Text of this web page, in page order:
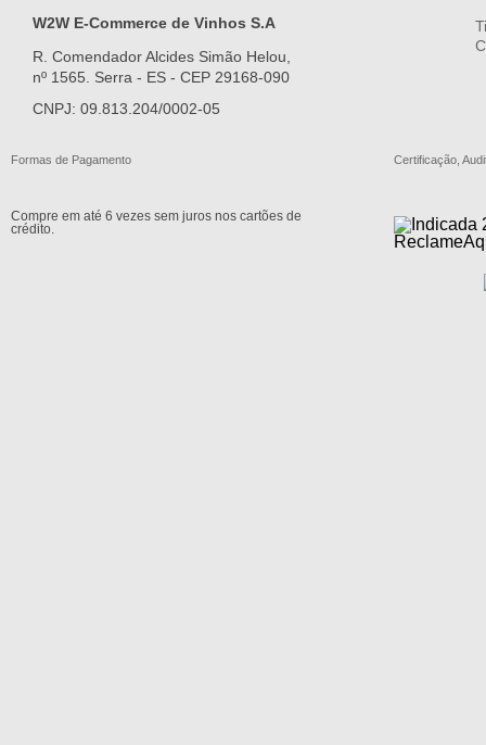
W2W E-Commerce de Vinhos S.A
R. Comendador Alcides Simão Helou,
nº 1565. Serra - ES - CEP 29168-090
CNPJ: 09.813.204/0002-05
Formas de Pagamento
Compre em até 6 vezes sem juros nos cartões de
crédito.
Certificação,